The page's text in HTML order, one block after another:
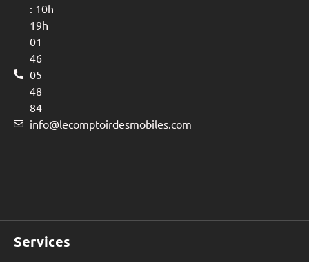
: 10h -
19h
01
46
05
48
84
info@lecomptoirdesmobiles.com
Services